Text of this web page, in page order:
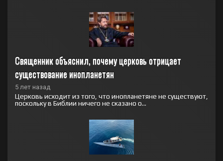
Священник объяснил, почему церковь отрицает
существование инопланетян
5 лет назад
Церковь исходит из того, что инопланетяне не существуют,
поскольку в Библии ничего не сказано о...